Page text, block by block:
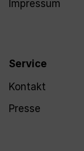
Impressum
Service
Kontakt
Presse